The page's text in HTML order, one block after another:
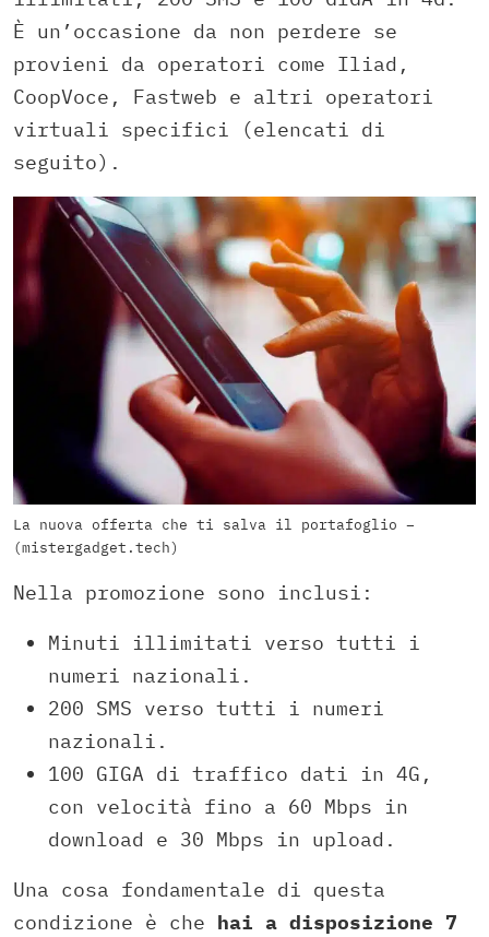
È un’occasione da non perdere se
provieni da operatori come Iliad,
CoopVoce, Fastweb e altri operatori
virtuali specifici (elencati di
seguito).
La nuova offerta che ti salva il portafoglio –
(mistergadget.tech)
Nella promozione sono inclusi:
Minuti illimitati verso tutti i
numeri nazionali.
200 SMS verso tutti i numeri
nazionali.
100 GIGA di traffico dati in 4G,
con velocità fino a 60 Mbps in
download e 30 Mbps in upload.
Una cosa fondamentale di questa
condizione è che hai a disposizione 7